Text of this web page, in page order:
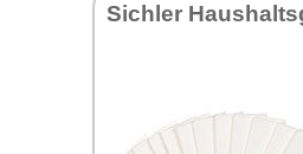
Sich­ler